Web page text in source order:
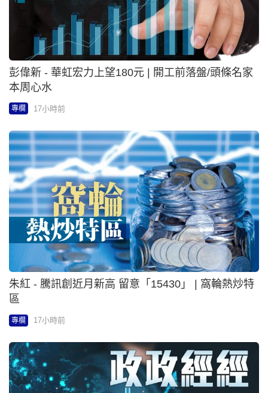
彭偉新 - 華虹宏力上望180元 | 開工前落盤/頭條名家
本周心水
專欄 17小時前
朱紅 - 騰訊創近月新高 留意「15430」 | 窩輪熱炒特
區
專欄 17小時前